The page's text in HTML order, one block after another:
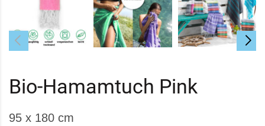
Bio-Hamamtuch Pink
95 x 180 cm